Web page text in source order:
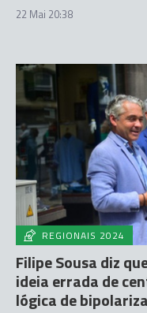
22 Mai 20:38
REGIONAIS 2024
Filipe Sousa diz
ideia errada de
lógica de